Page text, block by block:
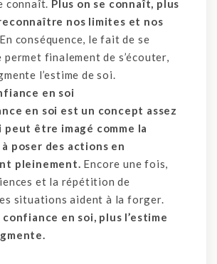
connaît. Plus on se connaît, plus
nos limites et nos
En conséquence, le fait de se
finalement de s’écouter,
l’estime de soi.
en soi
en soi est un concept assez
peut être imagé comme la
poser des actions en
pleinement. Encore une fois,
et la répétition de
situations aident à la forger.
confiance en soi, plus l’estime